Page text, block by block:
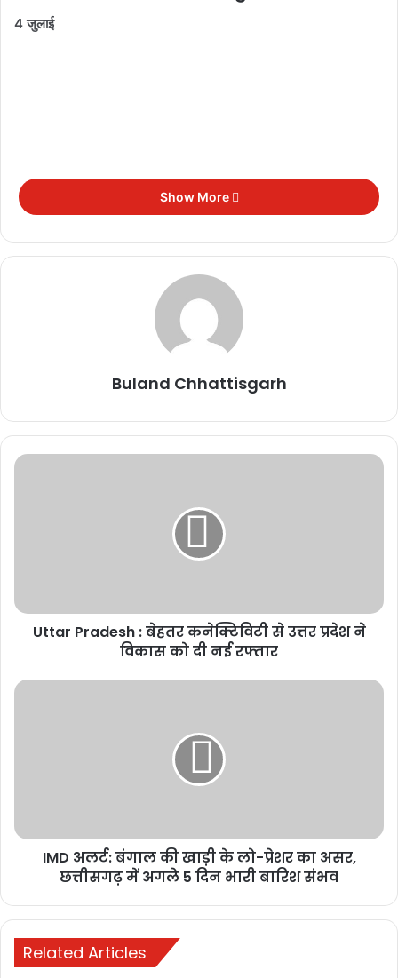
4 जुलाई
कनाडा vs मोरक्को
5 जुलाई
IND vs ENG: भारत ने इंग्लैंड को 6 विकेट से
रौंदा, अक्षर पटेल का ऑलराउंड कमाल; वनडे
3 weeks ago
IND vs ENG 1st ODI 2026 : टी20 की निराशा
छत्तीसगढ़ की बेटी ज्ञानेश्वरी यादव का कमाल,
2026 कॉमनवेल्थ गेम्स के लिए भारतीय टीम
क्रिकेट में इंग्लैंड का दबदबा, भारत को 4-0 से
Show More
Buland Chhattisgarh
Uttar Pradesh : बेहतर कनेक्टिविटी से उत्तर प्रदेश ने
विकास को दी नई रफ्तार
IMD अलर्ट: बंगाल की खाड़ी के लो-प्रेशर का असर,
छत्तीसगढ़ में अगले 5 दिन भारी बारिश संभव
Related Articles